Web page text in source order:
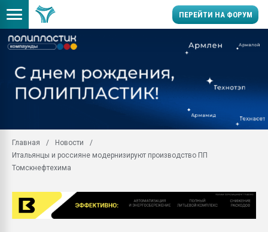
ПЕРЕЙТИ НА ФОРУМ
Вакуум-формовочные
28.07.2026
Всё, что касается
бутылок
Главная
Новости
Итальянцы и россияне модернизируют производство ПП
Томскнефтехима